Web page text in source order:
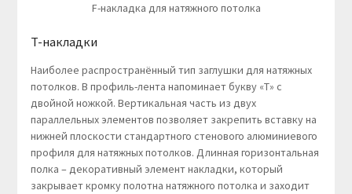
F-накладка для натяжного потолка
T-накладки
Наиболее распространённый тип заглушки для натяжных
потолков. В профиль-лента напоминает букву «Т» с
двойной ножкой. Вертикальная часть из двух
параллельных элементов позволяет закрепить вставку на
нижней плоскости стандартного стенового алюминиевого
профиля для натяжных потолков. Длинная горизонтальная
полка – декоративный элемент накладки, который
закрывает кромку полотна натяжного потолка и заходит